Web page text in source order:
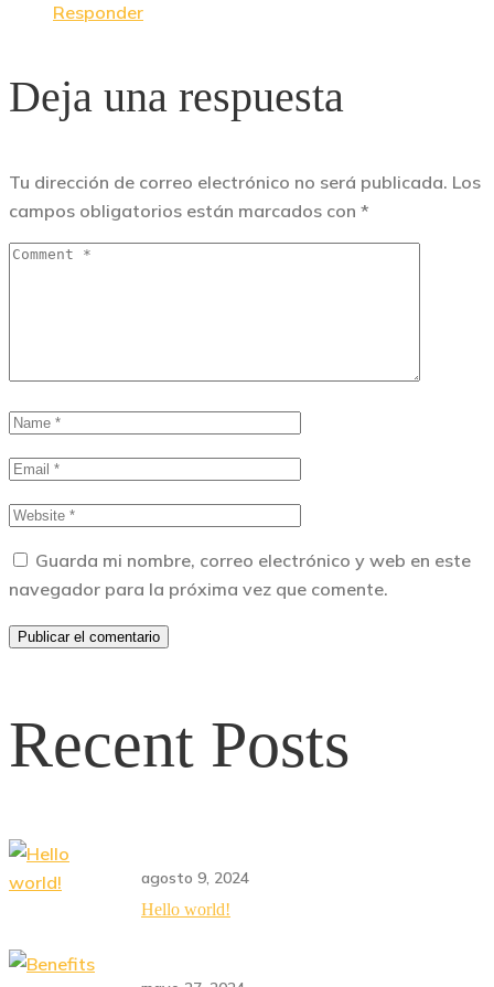
Responder
Deja una respuesta
Tu dirección de correo electrónico no será publicada. Los
campos obligatorios están marcados con *
Guarda mi nombre, correo electrónico y web en este
navegador para la próxima vez que comente.
Recent Posts
agosto 9, 2024
Hello world!